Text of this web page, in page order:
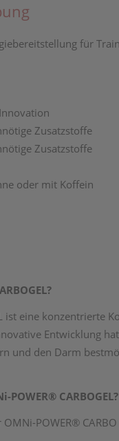
für
Zusatzstoffe
Zusatzstoffe
oder mit Koffein
ist eine konzentrierte
Entwicklung
und den Darm
CARBOGEL?
OMNi-POWER®